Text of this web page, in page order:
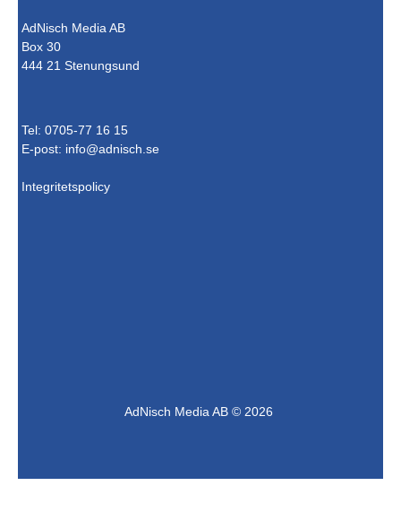
AdNisch Media AB
Box 30
444 21 Stenungsund
Tel: 0705-77 16 15
E-post: info@adnisch.se
Integritetspolicy
AdNisch Media AB © 2026